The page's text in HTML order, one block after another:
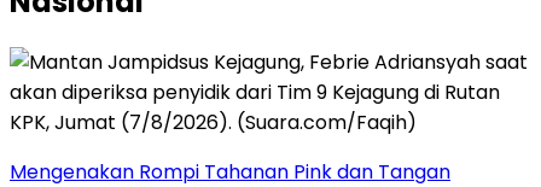
Mengenakan Rompi Tahanan Pink dan Tangan